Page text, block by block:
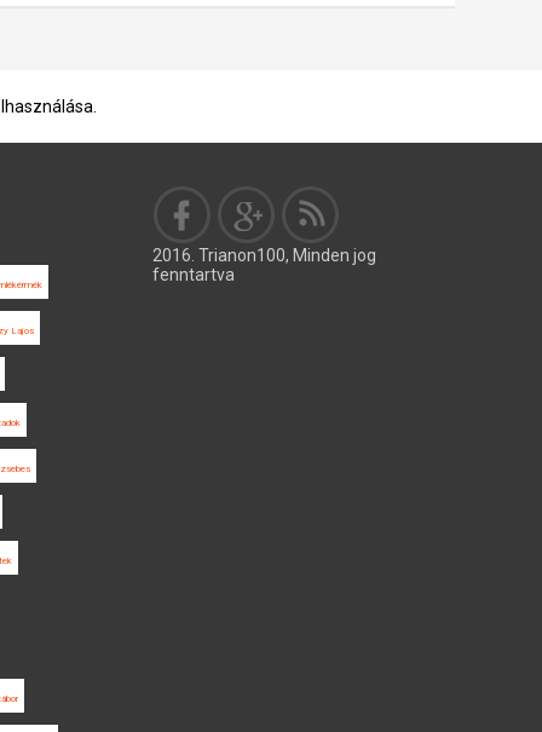
Lajos
2016. Trianon100, Minden jog
fenntartva